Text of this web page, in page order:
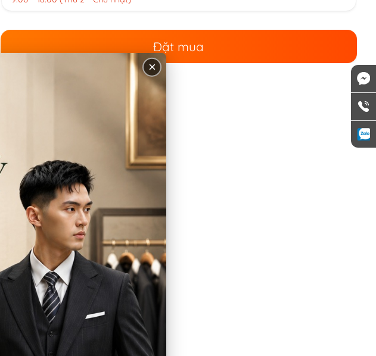
Đặt mua
×